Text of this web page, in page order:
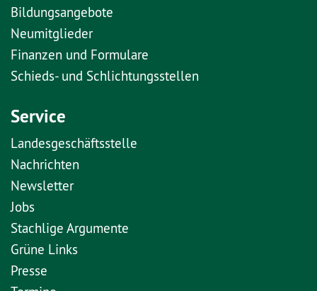
Bildungsangebote
Neumitglieder
Finanzen und Formulare
Schieds- und Schlichtungsstellen
Service
Landesgeschäftsstelle
Nachrichten
Newsletter
Jobs
Stachlige Argumente
Grüne Links
Presse